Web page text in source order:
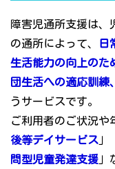
障害児通所支援は、
の通所によって、
日
生活能力の向上のた
団生活への適応訓練
うサービスです。
ご利用者のご状況や
後等デイサービス 」
問型児童発達支援 」